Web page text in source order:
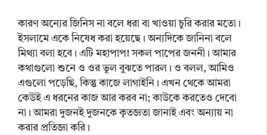
কারণ অন্যের জিনিস না বলে ধরা বা খাওয়া চুরি করার মতো।
ইসলামে একে নিষেধ করা হয়েছে। অন্যদিকে জানিনা বলে
মিথ্যা বলা হবে। এটি মহাপাপ! সকল পাপের জননী। আমার
কথাগুলো শুনে ও ওর ভুল বুঝতে পারল। ও বলল, আমিও
এগুলো পড়েছি, কিন্তু কাজে লাগাইনি। এখন থেকে আমরা
কেউই এ ধরনের কাজ আর করব না; কাউকে করতেও দেবো
না। আমরা দুজনই দুজনকে কৃতজ্ঞতা জানাই এবং অন্যায় না
করার প্রতিজ্ঞা করি।